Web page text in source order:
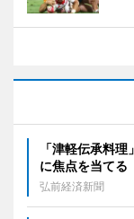
「津軽伝承料
に焦点を当てる
弘前経済新聞